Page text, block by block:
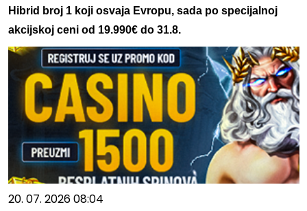
Hibrid broj 1 koji osvaja Evropu, sada po specijalnoj
akcijskoj ceni od 19.990€ do 31.8.
20. 07. 2026 08:04